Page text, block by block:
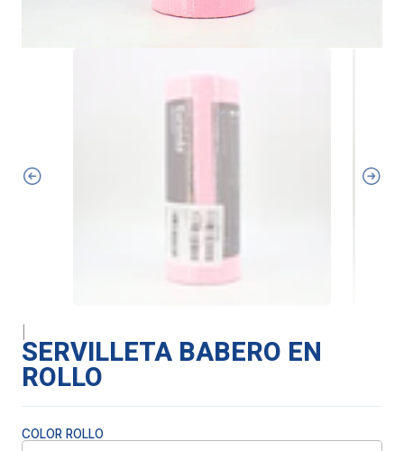
SERVILLETA BABERO EN
ROLLO
COLOR ROLLO